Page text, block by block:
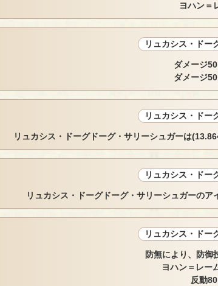
ヨハン＝
リュカシス・ドー
ダメージ
ダメージ
リュカシス・ドー
リュカシス・ドーグドーグ・サリーシュガーは
リュカシス・ドー
リュカシス・ドーグドーグ・サリーシュガーのア
リュカシス・ドー
防無により、防御
ヨハン＝レー
反動